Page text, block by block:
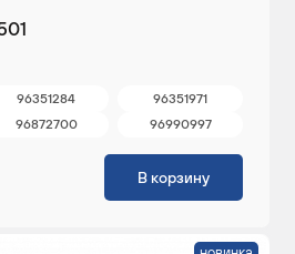
96351284
96351971
96872700 96990997
В корзину